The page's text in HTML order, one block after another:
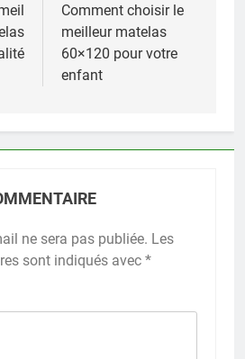
Comment choisir le
meilleur matelas
60×120 pour votre
enfant
ne sera pas publiée. Les
sont indiqués avec *